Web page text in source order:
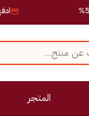
ادفع عند
المتجر